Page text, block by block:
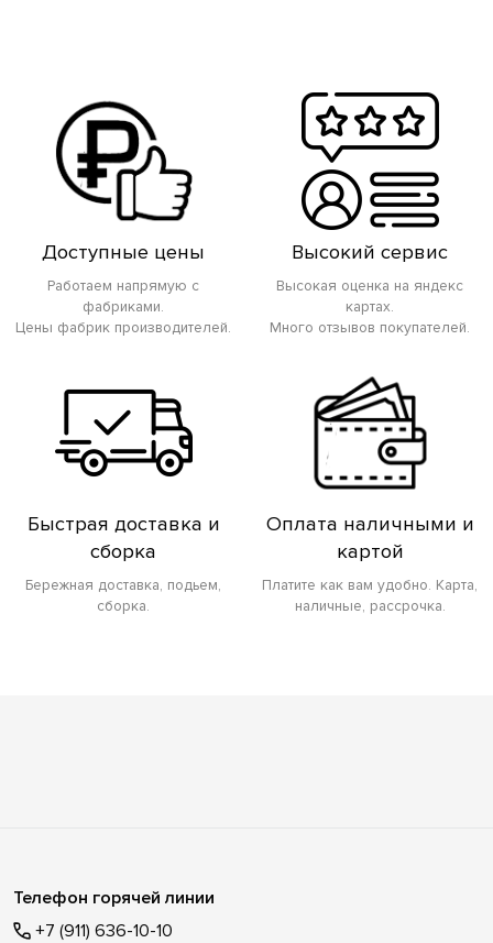
Доступные цены
Работаем напрямую с
фабриками.
Цены фабрик производителей.
Высокий сервис
Высокая оценка на яндекс
картах.
Много отзывов покупателей.
Быстрая доставка и
сборка
Бережная доставка, подьем,
сборка.
Оплата наличными и
картой
Платите как вам удобно. Карта,
наличные, рассрочка.
Телефон горячей линии
+7 (911) 636-10-10